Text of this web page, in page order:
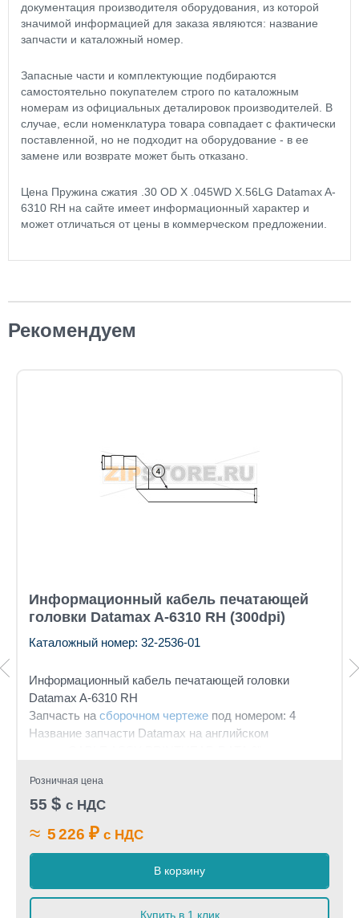
документация производителя оборудования, из которой
значимой информацией для заказа являются: название
запчасти и каталожный номер.
Запасные части и комплектующие подбираются
самостоятельно покупателем строго по каталожным
номерам из официальных деталировок производителей. В
случае, если номенклатура товара совпадает с фактически
поставленной, но не подходит на оборудование - в ее
замене или возврате может быть отказано.
Цена Пружина сжатия .30 OD X .045WD X.56LG Datamax A-
6310 RH на сайте имеет информационный характер и
может отличаться от цены в коммерческом предложении.
Рекомендуем
Информационный кабель печатающей
головки Datamax A-6310 RH (300dpi)
Каталожный номер: 32-2536-01
Информационный кабель печатающей головки
Datamax A-6310 RH
Запчасть на сборочном чертеже под номером: 4
Название запчасти Datamax на английском
Розничная цена
55 $ с НДС
≈ 5 226 ₽ с НДС
В корзину
Купить в 1 клик